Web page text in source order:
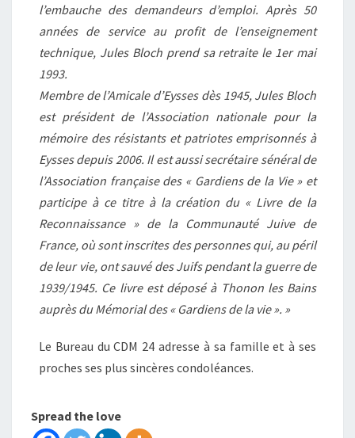
l’embauche des demandeurs d’emploi. Après 50
années de service au profit de l’enseignement
technique, Jules Bloch prend sa retraite le 1er mai
1993.
Membre de l’Amicale d’Eysses dès 1945, Jules Bloch
est président de l’Association nationale pour la
mémoire des résistants et patriotes emprisonnés à
Eysses depuis 2006. Il est aussi secrétaire sénéral de
l’Association française des « Gardiens de la Vie » et
participe à ce titre à la création du « Livre de la
Reconnaissance » de la Communauté Juive de
France, où sont inscrites des personnes qui, au péril
de leur vie, ont sauvé des Juifs pendant la guerre de
1939/1945. Ce livre est déposé à Thonon les Bains
auprès du Mémorial des « Gardiens de la vie ». »
Le Bureau du CDM 24 adresse à sa famille et à ses
proches ses plus sincères condoléances.
Spread the love